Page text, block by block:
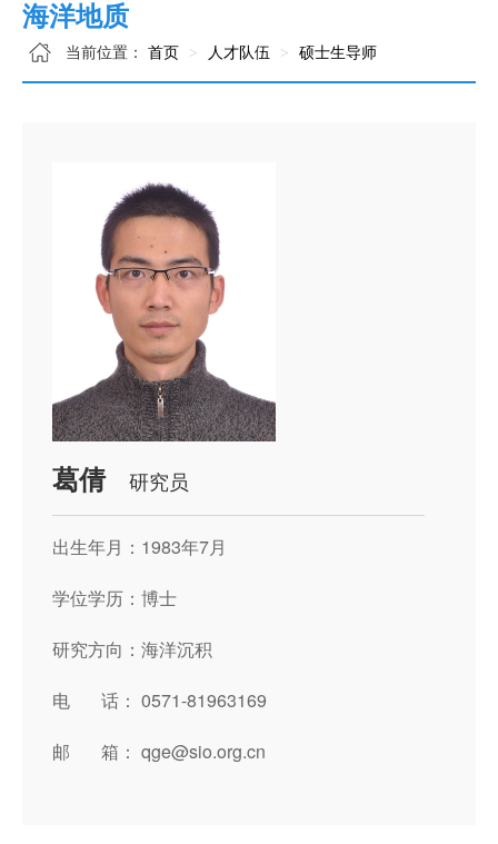
海洋地质
当前位置： 首页 人才队伍 硕士生导师
葛倩 研究员
出生年月：1983年7月
学位学历：博士
研究方向：海洋沉积
电 话： 0571-81963169
邮 箱： qge@sio.org.cn